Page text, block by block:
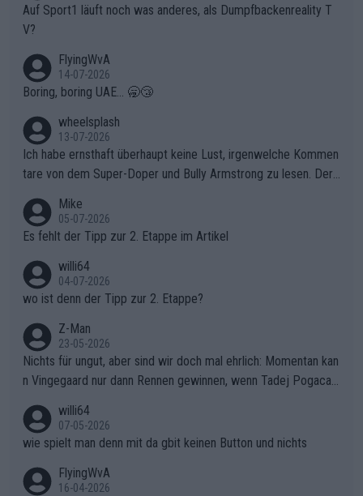
Auf Sport1 läuft noch was anderes, als Dumpfbackenreality T
V?
FlyingWvA
14-07-2026
Boring, boring UAE... 🥱😴
wheelsplash
13-07-2026
Ich habe ernsthaft überhaupt keine Lust, irgenwelche Kommen
tare von dem Super-Doper und Bully Armstrong zu lesen. Der
r die gehört nicht in dieses Medium!
Mike
05-07-2026
Es fehlt der Tipp zur 2. Etappe im Artikel
willi64
04-07-2026
wo ist denn der Tipp zur 2. Etappe?
Z-Man
23-05-2026
Nichts für ungut, aber sind wir doch mal ehrlich: Momentan kan
n Vingegaard nur dann Rennen gewinnen, wenn Tadej Pogacar
willi64
07-05-2026
wie spielt man denn mit da gbit keinen Button und nichts
FlyingWvA
16-04-2026